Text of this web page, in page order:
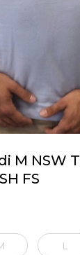
M NSW
FS
L